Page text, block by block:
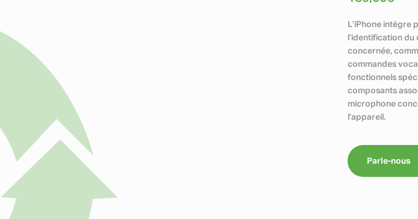
L’iPhone intègre
l’identification
concernée,
commandes
fonctionnels
composants
microphone
l’appareil.
Parle-nous